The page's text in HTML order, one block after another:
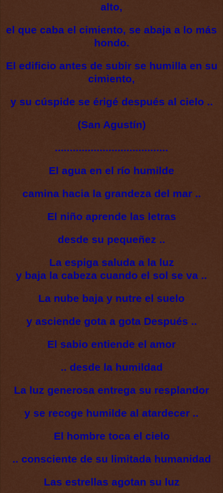
alto,
el que caba el cimiento, se abaja a lo más
hondo.
El edificio antes de subir se humilla en su
cimiento,
y su cúspide se érigé después al cielo ..
(San Agustín)
......................................
El agua en el río humilde
camina hacia la grandeza del mar ..
El niño aprende las letras
desde su pequeñez ..
La espiga saluda a la luz
y baja la cabeza cuando el sol se va ..
La nube baja y nutre el suelo
y asciende gota a gota Después ..
El sabio entiende el amor
.. desde la humildad
La luz generosa entrega su resplandor
y se recoge humilde al atardecer ..
El hombre toca el cielo
.. consciente de su limitada humanidad
Las estrellas agotan su luz